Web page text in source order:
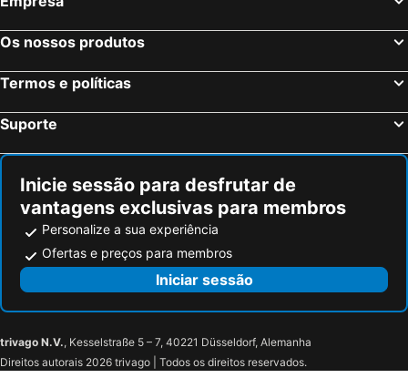
Os nossos produtos
Termos e políticas
Suporte
Inicie sessão para desfrutar de
vantagens exclusivas para membros
Personalize a sua experiência
Ofertas e preços para membros
Iniciar sessão
trivago N.V., Kesselstraße 5 – 7, 40221 Düsseldorf, Alemanha
Direitos autorais 2026 trivago | Todos os direitos reservados.